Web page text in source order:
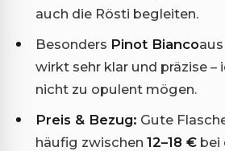
auch die Rösti begleiten.
Besonders Pinot Bianco
wirkt sehr klar und präzise –
nicht zu opulent mögen.
Preis & Bezug: Gute
häufig zwischen 12–18 € bei